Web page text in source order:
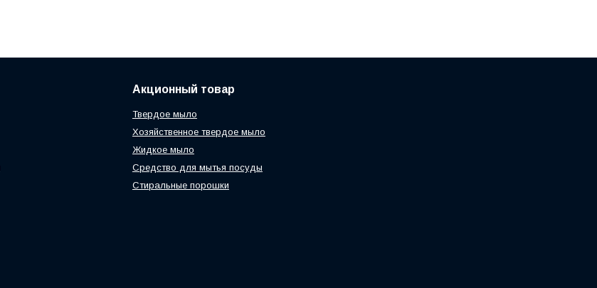
Акционный товар
Твердое мыло
Хозяйственное твердое мыло
Жидкое мыло
Средство для мытья посуды
Стиральные порошки